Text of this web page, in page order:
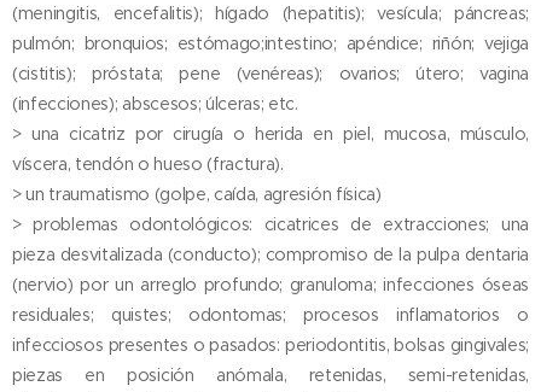
(meningitis, encefalitis); hígado (hepatitis); vesícula; páncreas;
pulmón; bronquios; estómago;intestino; apéndice; riñón; vejiga
(cistitis); próstata; pene (venéreas); ovarios; útero; vagina
(infecciones); abscesos; úlceras; etc.
> una cicatriz por cirugía o herida en piel, mucosa, músculo,
víscera, tendón o hueso (fractura).
> un traumatismo (golpe, caída, agresión física)
> problemas odontológicos: cicatrices de extracciones; una
pieza desvitalizada (conducto); compromiso de la pulpa dentaria
(nervio) por un arreglo profundo; granuloma; infecciones óseas
residuales; quistes; odontomas; procesos inflamatorios o
infecciosos presentes o pasados: periodontitis, bolsas gingivales;
piezas en posición anómala, retenidas, semi-retenidas,